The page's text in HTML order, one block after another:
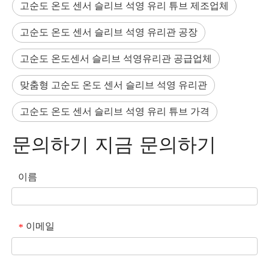
고순도 온도 센서 슬리브 석영 유리 튜브 제조업체
고순도 온도 센서 슬리브 석영 유리관 공장
고순도 온도센서 슬리브 석영유리관 공급업체
맞춤형 고순도 온도 센서 슬리브 석영 유리관
고순도 온도 센서 슬리브 석영 유리 튜브 가격
문의하기 지금 문의하기
이름
* 이메일